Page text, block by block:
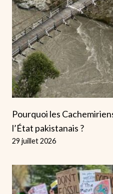
Pourquoi les
l’État pakistanais ?
29 juillet 2026